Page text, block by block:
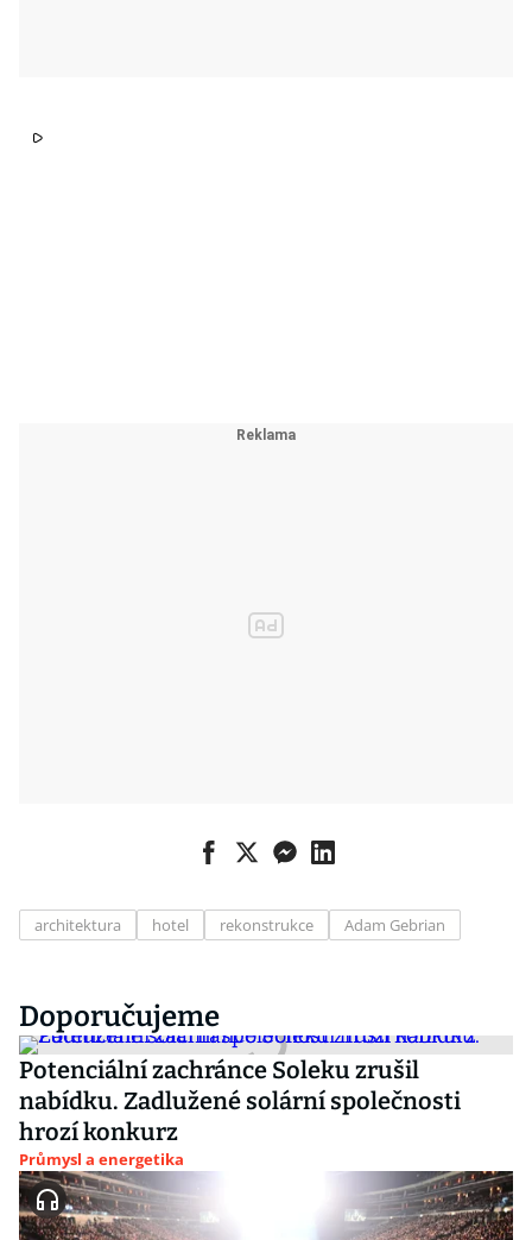
architektura hotel rekonstrukce Adam Gebrian
Doporučujeme
Potenciální zachránce Soleku zrušil
nabídku. Zadlužené solární společnosti
hrozí konkurz
Průmysl a energetika